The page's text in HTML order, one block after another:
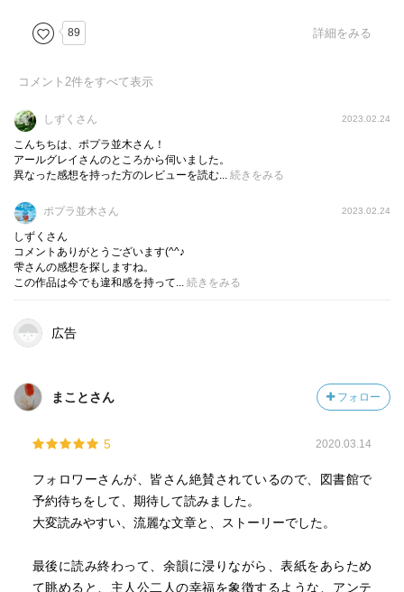
89 詳細をみる
コメント 2件をすべて表示
しずくさん 2023.02.24
こんちちは、ポプラ並木さん！
アールグレイさんのところから伺いました。
異なった感想を持った方のレビューを読む... 続きをみる
ポプラ並木さん 2023.02.24
しずくさん
コメントありがとうございます(^^♪
雫さんの感想を探しますね。
この作品は今でも違和感を持って... 続きをみる
広告
まことさん フォロー
5 2020.03.14
フォロワーさんが、皆さん絶賛されているので、図書館で
予約待ちをして、期待して読みました。
大変読みやすい、流麗な文章と、ストーリーでした。
最後に読み終わって、余韻に浸りながら、表紙をあらため
て眺めると、主人公二人の幸福を象徴するような、アンテ